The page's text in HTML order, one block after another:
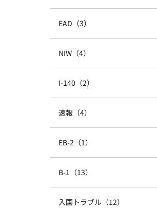
EAD（3）
NIW（4）
I-140（2）
速報（4）
EB-2（1）
B-1（13）
入国トラブル（12）